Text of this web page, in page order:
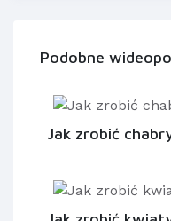
Podobne
Jak zrobić